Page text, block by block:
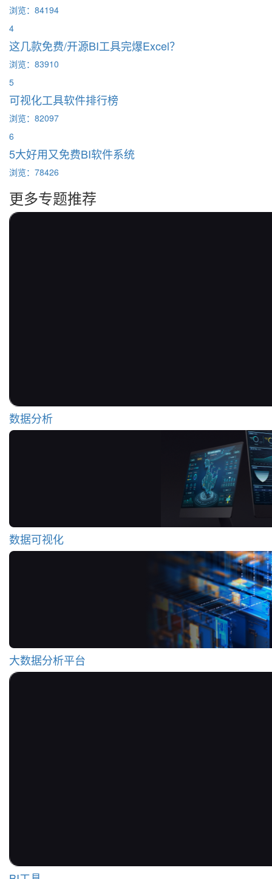
浏览：84194
4
这几款免费/开源BI工具完爆Excel？
浏览：83910
5
可视化工具软件排行榜
浏览：82097
6
5大好用又免费BI软件系统
浏览：78426
更多专题推荐
数据分析
数据可视化
大数据分析平台